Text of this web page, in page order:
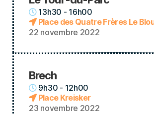
13h30 - 16h00
Place des Quatre Frères Le
22 novembre 2022
Brech
9h30 - 12h00
Place Kreisker
23 novembre 2022